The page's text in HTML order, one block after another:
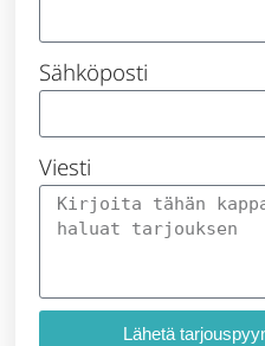
Sähköposti
Viesti
Lähetä